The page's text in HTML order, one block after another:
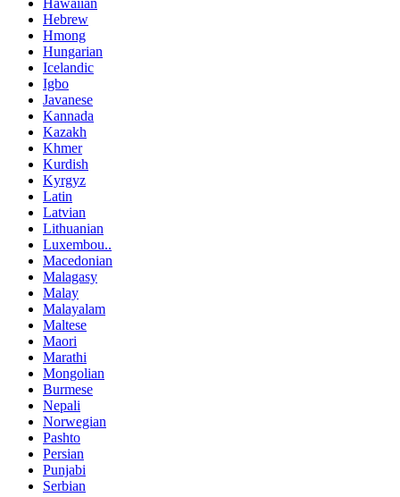
Hawaiian
Hebrew
Hmong
Hungarian
Icelandic
Igbo
Javanese
Kannada
Kazakh
Khmer
Kurdish
Kyrgyz
Latin
Latvian
Lithuanian
Luxembou..
Macedonian
Malagasy
Malay
Malayalam
Maltese
Maori
Marathi
Mongolian
Burmese
Nepali
Norwegian
Pashto
Persian
Punjabi
Serbian